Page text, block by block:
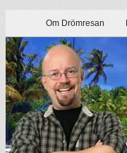
Om Drömresan